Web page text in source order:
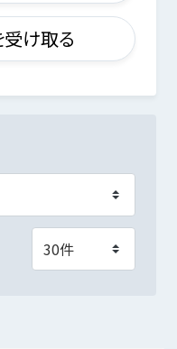
け取る